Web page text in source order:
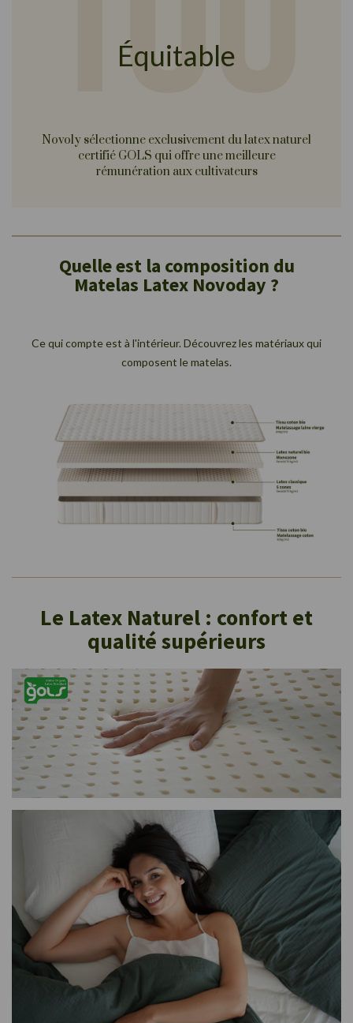
Équitable
Novoly sélectionne exclusivement du latex naturel
certifié GOLS qui offre une meilleure
rémunération aux cultivateurs
Quelle est la composition du
Matelas Latex Novoday ?
Ce qui compte est à l'intérieur. Découvrez les matériaux qui
composent le matelas.
Le Latex Naturel : confort et
qualité supérieurs